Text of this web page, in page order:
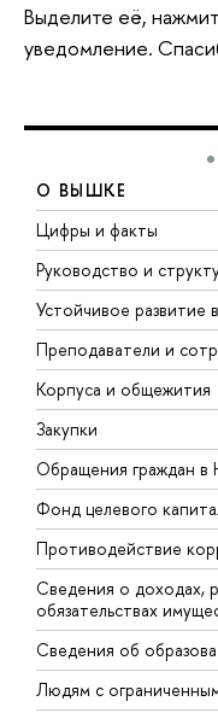
Выделите её,
уведомление.
О ВЫШКЕ
Цифры и факты
Руководство и
Устойчивое
Преподаватели и
Корпуса и общежития
Закупки
Обращения граждан
Фонд целевого
Противодействие
Сведения о доходах,
обязательствах
Сведения об
Людям с